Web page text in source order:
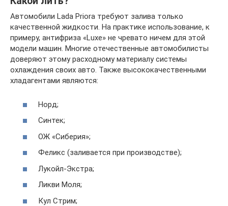
Автомобили Lada Priora требуют залива только
качественной жидкости. На практике использование, к
примеру, антифриза «Luxe» не чревато ничем для этой
модели машин. Многие отечественные автомобилисты
доверяют этому расходному материалу системы
охлаждения своих авто. Также высококачественными
хладагентами являются:
Норд;
Синтек;
ОЖ «Сиберия»;
Феликс (заливается при производстве);
Лукойл-Экстра;
Ликви Моля;
Кул Стрим;